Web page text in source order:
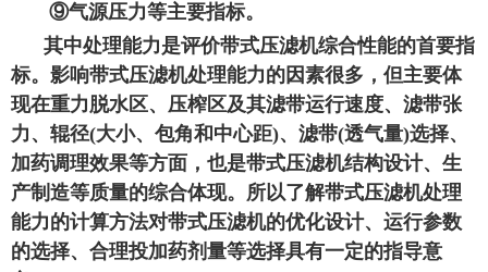
⑨气源压力等主要指标。
其中处理能力是评价带式压滤机综合性能的首要指
标。影响带式压滤机处理能力的因素很多，但主要体
现在重力脱水区、压榨区及其滤带运行速度、滤带张
力、辊径(大小、包角和中心距)、滤带(透气量)选择、
加药调理效果等方面，也是带式压滤机结构设计、生
产制造等质量的综合体现。所以了解带式压滤机处理
能力的计算方法对带式压滤机的优化设计、运行参数
的选择、合理投加药剂量等选择具有一定的指导意